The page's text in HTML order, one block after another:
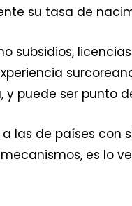
su tasa de
subsidios,
puede ser punto
las de países con
es lo